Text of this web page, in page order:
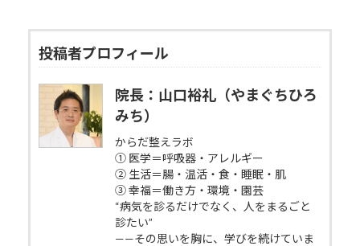
投稿者プロフィール
院長：山口裕礼（やまぐちひろ
みち）
からだ整えラボ
① 医学＝呼吸器・アレルギー
② 生活＝腸・温活・食・睡眠・肌
③ 幸福＝働き方・環境・園芸
“病気を診るだけでなく、人をまるごと
診たい”
——その思いを胸に、学びを続けていま